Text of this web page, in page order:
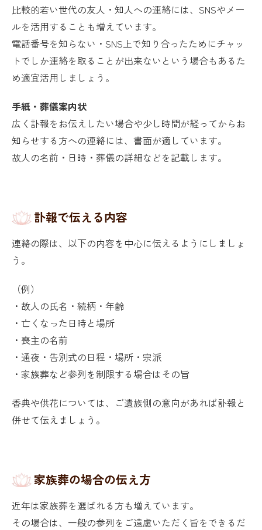
比較的若い世代の友人・知人への連絡には、SNSやメー
ルを活用することも増えています。
電話番号を知らない・SNS上で知り合ったためにチャッ
トでしか連絡を取ることが出来ないという場合もあるた
め適宜活用しましょう。
手紙・葬儀案内状
広く訃報をお伝えしたい場合や少し時間が経ってからお
知らせする方への連絡には、書面が適しています。
故人の名前・日時・葬儀の詳細などを記載します。
訃報で伝える内容
連絡の際は、以下の内容を中心に伝えるようにしましょ
う。
（例）
・故人の氏名・続柄・年齢
・亡くなった日時と場所
・喪主の名前
・通夜・告別式の日程・場所・宗派
・家族葬など参列を制限する場合はその旨
香典や供花については、ご遺族側の意向があれば訃報と
併せて伝えましょう。
家族葬の場合の伝え方
近年は家族葬を選ばれる方も増えています。
その場合は、一般の参列をご遠慮いただく旨をできるだ